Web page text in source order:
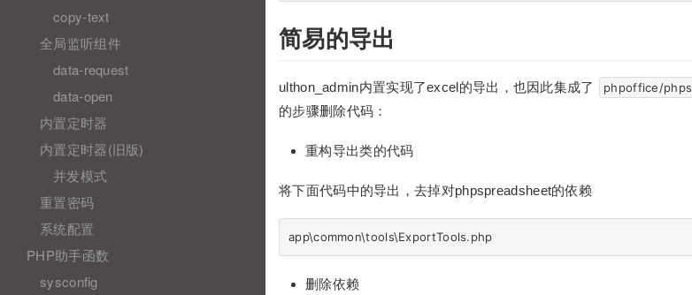
copy-text
全局监听组件
data-request
data-open
内置定时器
内置定时器(旧版)
并发模式
重置密码
系统配置
PHP助手函数
sysconfig
简易的导出
ulthon_admin内置实现了excel的导出，也因此集成了 phpoffice/
的步骤删除代码：
重构导出类的代码
将下面代码中的导出，去掉对phpspreadsheet的依赖
删除依赖